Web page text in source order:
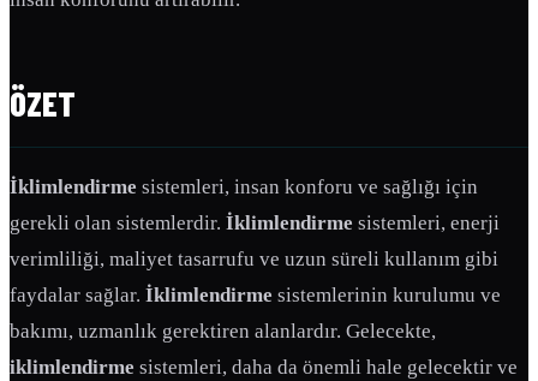
ÖZET
İklimlendirme sistemleri, insan konforu ve sağlığı için
gerekli olan sistemlerdir. İklimlendirme sistemleri, enerji
verimliliği, maliyet tasarrufu ve uzun süreli kullanım gibi
faydalar sağlar. İklimlendirme sistemlerinin kurulumu ve
bakımı, uzmanlık gerektiren alanlardır. Gelecekte,
iklimlendirme sistemleri, daha da önemli hale gelecektir ve